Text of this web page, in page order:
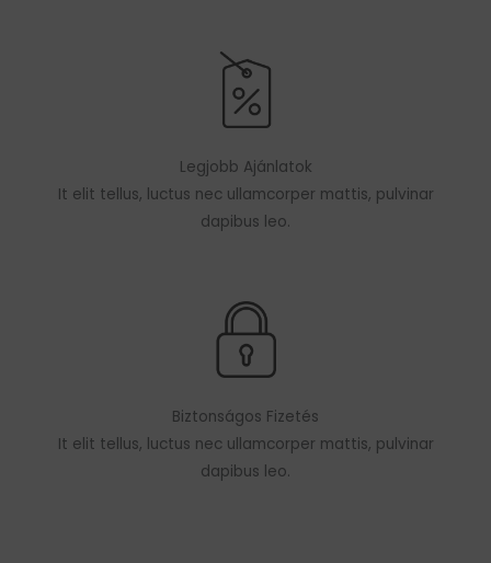
Legjobb Ajánlatok
It elit tellus, luctus nec ullamcorper mattis, pulvinar
dapibus leo.
Biztonságos Fizetés
It elit tellus, luctus nec ullamcorper mattis, pulvinar
dapibus leo.